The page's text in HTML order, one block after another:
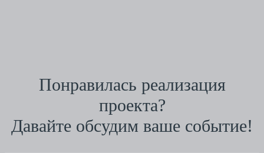
Понравилась реализация
проекта?
Давайте обсудим ваше событие!